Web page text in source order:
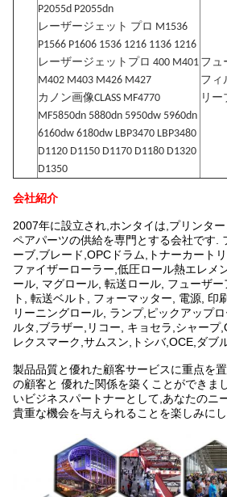
P2055d P2055dn
レーザージェット プロ M1536
P1566 P1606 1536 1216 1136 1216
レーザージェットプロ 400 M401
M402 M403 M426 M427
カノン画像CLASS MF4770
MF5850dn 5880dn 5950dw 5960dn
6160dw 6180dw LBP3470 LBP3480
D1120 D1150 D1170 D1180 D1320
D1350
フュ
フィ
リー
会社紹介
2007年に設立され,ホンタイは,プリンタ
ペアパーツの供給を専門とする会社です.
ーブ,ブレード,OPCドラム,トナーカート
ファイザーローラー,低圧ロール熱エレメ
ール, マグロール, 転送ロール, フューザ
ト, 転送ベルト, フォーマッター, 電源, 印
リーニングロール, ランプ,ピックアップ
ルタ,ブラザー,リコー, キョセラ,シャープ
レクスマーク,サムスン,トシバ,OCE,ダブル
製品品質と優れた顧客サービスに重点を
の顧客と 優れた関係を築くことができま
いビジネスパートナーとして,あなたのニ
貴重な機会を与えられることを楽しみにし